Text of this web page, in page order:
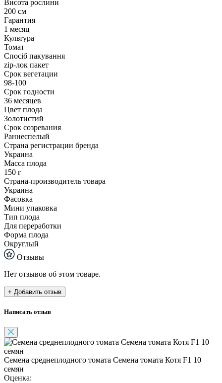
Висота рослини
200 см
Гарантия
1 месяц
Культура
Томат
Спосіб пакування
zip-лок пакет
Срок вегетации
98-100
Срок годности
36 месяцев
Цвет плода
Золотистий
Срок созревания
Раннеспелый
Страна регистрации бренда
Украина
Масса плода
150 г
Страна-производитель товара
Украина
Фасовка
Мини упаковка
Тип плода
Для переработки
Форма плода
Округлый
Отзывы
Нет отзывов об этом товаре.
+ Добавить отзыв
Написать отзыв
Семена среднеплодного томата Cемена томата Котя F1 10
семян
Оценка: